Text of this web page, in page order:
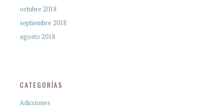
octubre 2018
septiembre 2018
agosto 2018
CATEGORÍAS
Adicciones